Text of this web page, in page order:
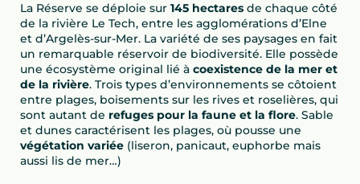
La Réserve se déploie sur 145 hectares de chaque côté
de la rivière Le Tech, entre les agglomérations d’Elne
et d’Argelès-sur-Mer. La variété de ses paysages en fait
un remarquable réservoir de biodiversité. Elle possède
une écosystème original lié à coexistence de la mer et
de la rivière. Trois types d’environnements se côtoient
entre plages, boisements sur les rives et roselières, qui
sont autant de refuges pour la faune et la flore. Sable
et dunes caractérisent les plages, où pousse une
végétation variée (liseron, panicaut, euphorbe mais
aussi lis de mer…)